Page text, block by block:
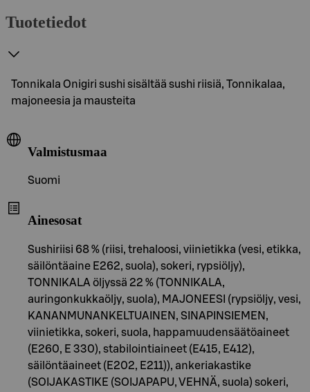
Tuotetiedot
Tonnikala Onigiri sushi sisältää sushi riisiä, Tonnikalaa,
majoneesia ja mausteita
Valmistusmaa
Suomi
Ainesosat
Sushiriisi 68 % (riisi, trehaloosi, viinietikka (vesi, etikka,
säilöntäaine E262, suola), sokeri, rypsiöljy),
TONNIKALA öljyssä 22 % (TONNIKALA,
auringonkukkaöljy, suola), MAJONEESI (rypsiöljy, vesi,
KANANMUNANKELTUAINEN, SINAPINSIEMEN,
viinietikka, sokeri, suola, happamuudensäätöaineet
(E260, E 330), stabilointiaineet (E415, E412),
säilöntäaineet (E202, E211)), ankeriakastike
(SOIJAKASTIKE (SOIJAPAPU, VEHNÄ, suola) sokeri,